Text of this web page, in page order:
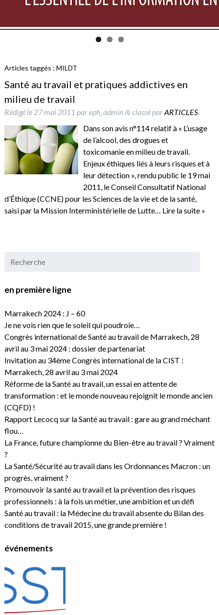
Previous Next
Articles taggés : MILDT
Santé au travail et pratiques addictives en
milieu de travail
Rédigé le 27 mai 2011 pareph_admin &classé parARTICLES.
Dans son avis n°114 relatif à « L’usage
de l’alcool, des drogues et
toxicomanie en milieu de travail.
Enjeux éthiques liés à leurs risques et à
leur détection », rendu public le 19 mai
2011, le Conseil Consultatif National
d’Éthique (CCNE) pour les Sciences de la vie et de la santé,
saisi par la Mission Interministérielle de Lutte… Lire la suite »
en première ligne
Marrakech 2024 : J – 60
Je ne vois rien que le soleil qui poudroie…
Congrès international de Santé au travail de Marrakech, 28
avril au 3 mai 2024 : dossier de partenariat
Invitation au 34ème Congrès international de la CIST :
Marrakech, 28 avril au 3 mai 2024
Réforme de la Santé au travail, un essai en attente de
transformation : et le monde nouveau rejoignit le monde ancien
(CQFD) !
Rapport Lecocq sur la Santé au travail : gare au grand méchant
flou…
La France, future championne du Bien-être au travail ? Vraiment
?
La Santé/Sécurité au travail dans les Ordonnances Macron : un
progrès, vraiment ?
Promouvoir la santé au travail et la prévention des risques
professionnels : à la fois un métier, une ambition et un défi
Santé au travail : la Médecine du travail absente du Bilan des
conditions de travail 2015, une grande première !
événements